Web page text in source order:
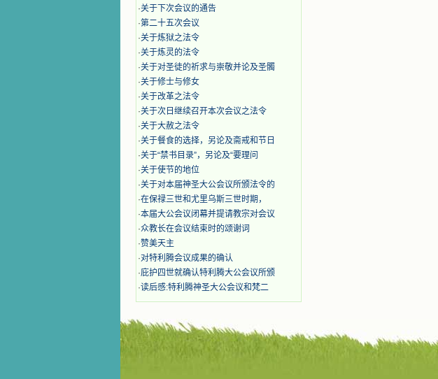
·关于下次会议的通告
·第二十五次会议
·关于炼狱之法令
·关于炼灵的法令
·关于对圣徒的祈求与崇敬并论及圣髑
·关于修士与修女
·关于改革之法令
·关于次日继续召开本次会议之法令
·关于大赦之法令
·关于餐食的选择，另论及斋戒和节日
·关于“禁书目录”，另论及“要理问
·关于使节的地位
·关于对本届神圣大公会议所颁法令的
·在保禄三世和尤里乌斯三世时期，
·本届大公会议闭幕并提请教宗对会议
·众教长在会议结束时的颂谢词
·赞美天主
·对特利腾会议成果的确认
·庇护四世就确认特利腾大公会议所颁
·读后感:特利腾神圣大公会议和梵二